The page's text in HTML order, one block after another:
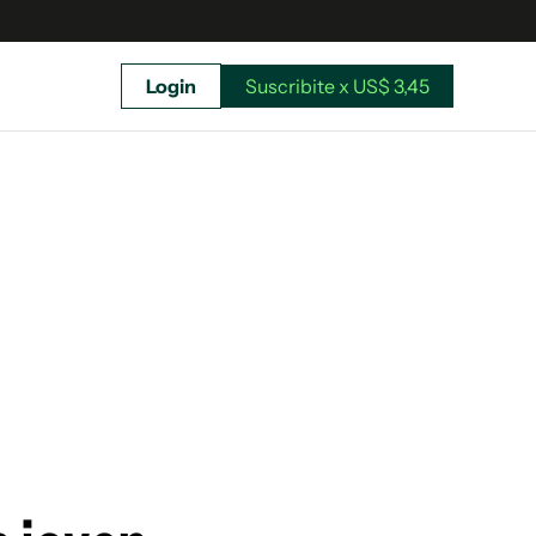
Login Suscribite x US$ 3,45